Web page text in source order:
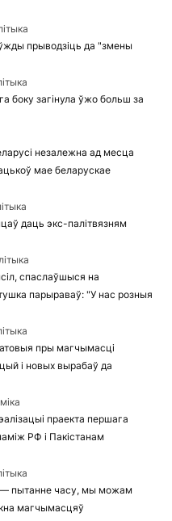
прыводзіць да "змены
боку загінула ўжо больш за
незалежна ад месца
мае беларускае
даць экс-палітвязням
спаслаўшыся на
парыраваў: "У нас розныя
пры магчымасці
і новых вырабаў да
праекта першага
РФ і Пакістанам
— пытанне часу, мы можам
магчымасцяў